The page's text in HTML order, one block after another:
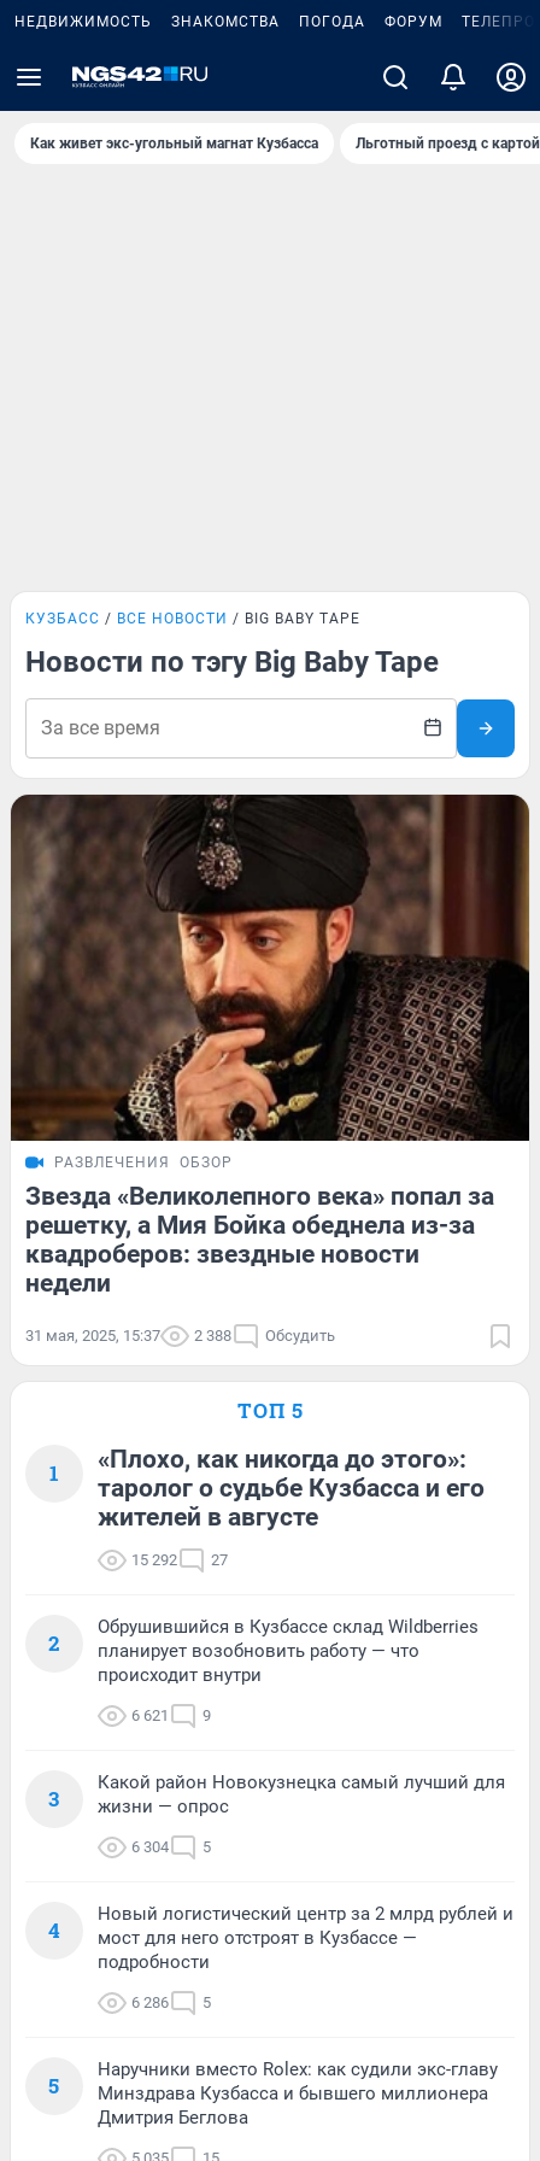
НЕДВИЖИМОСТЬ ЗНАКОМСТВА ПОГОДА ФОРУМ
Как живет экс-угольный магнат Кузбасса Льготный проезд с
КУЗБАСС ВСЕ НОВОСТИ BIG BABY TAPE
Новости по тэгу Big Baby Tape
РАЗВЛЕЧЕНИЯ ОБЗОР
Звезда «Великолепного века» попал за
решетку, а Мия Бойка обеднела из-за
квадроберов: звездные новости
недели
31 мая, 2025, 15:37 2 388 Обсудить
ТОП 5
1
«Плохо, как никогда до этого»:
таролог о судьбе Кузбасса и его
жителей в августе
15 292 27
2
Обрушившийся в Кузбассе склад Wildberries
планирует возобновить работу — что
происходит внутри
6 621 9
3
Какой район Новокузнецка самый лучший для
жизни — опрос
6 304 5
4
Новый логистический центр за 2 млрд рублей и
мост для него отстроят в Кузбассе —
подробности
6 286 5
5
Наручники вместо Rolex: как судили экс-главу
Минздрава Кузбасса и бывшего миллионера
Дмитрия Беглова